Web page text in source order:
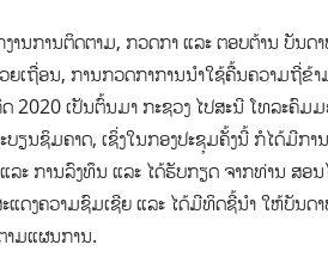
ການຕິດຕາມ, ກວດກາ ແລະ ຕອບຕ້ານ ບັນດ
ເຖື່ອນ, ການກວດກາການນໍາໃຊ້ຄື້ນຄວາມຖີ່ຂ້
2020 ເປັນຕົ້ນມາ ກະຊວງ ໄປສະນີ ໂທລະຄົ
ຽນຊິມຄາດ, ເຊິ່ງໃນກອງປະຊຸມຄັ້ງນີ້ ກໍໄດ້ມີກ
ລະ ການລົງທຶນ ແລະ ໄດ້ຮັບກຽດ ຈາກທ່ານ ສ
ດງຄວາມຊົມເຊີຍ ແລະ ໄດ້ມີທິດຊີ້ນໍາ ໃຫ້ບັນດ
າມແຜນການ.